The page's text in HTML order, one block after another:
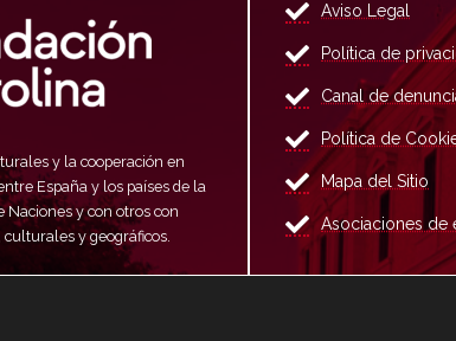
y la cooperación en
España y los países de la
Naciones y con otros con
y geográficos.
Aviso Legal
Política de
Canal de
Política de
Mapa del Sitio
Asociaciones de